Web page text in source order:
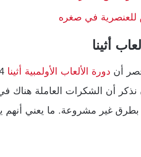
للعنصرية في صغره
أثينا
أن دورة الألعاب الأولمبية أثينا
أن الشكرات العاملة هناك في
بطرق غير مشروعة. ما يعني